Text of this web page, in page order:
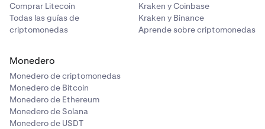
Comprar Litecoin
Todas las guías de
criptomonedas
Kraken y Coinbase
Kraken y Binance
Aprende sobre criptomonedas
Monedero
Monedero de criptomonedas
Monedero de Bitcoin
Monedero de Ethereum
Monedero de Solana
Monedero de USDT